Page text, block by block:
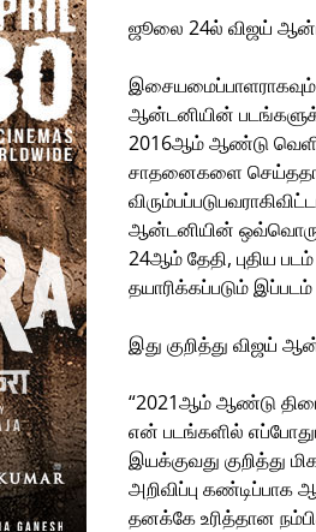
ஜூலை 24ல் விஜய்
இசையமைப்பாளராகவும்
ஆன்டனியின்
2016ஆம் ஆண்டு
சாதனைகளை செய்ததால்
ஆன்டனியின் ஒவ்வொரு
24ஆம் தேதி, புதிய
தயாரிக்கப்படும்
இது குறித்து விஜய்
“2021ஆம் ஆண்டு
என் படங்களில்
இயக்குவது குறித்து
அறிவிப்பு கண்டிப்பாக
தனக்கே உரித்தான